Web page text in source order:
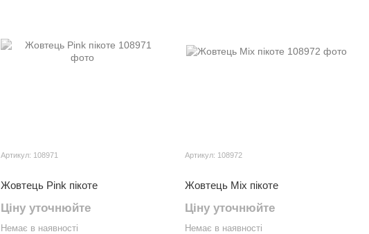
Артикул: 108971
Жовтець Pink пікоте
Ціну уточнюйте
Немає в наявності
Артикул: 108972
Жовтець Mix пікоте
Ціну уточнюйте
Немає в наявності